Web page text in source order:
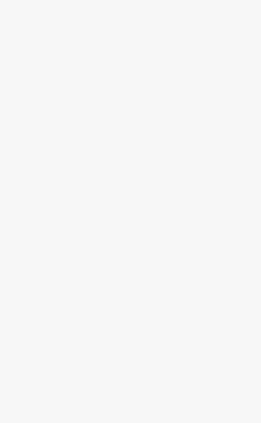
Üretim
dünyasında gelişen
konusundaki çalışmalar
yeni atılımlara
Güneydoğu
güncel iletişim
sunmaktadır. Proje
hizmet sağlayabilen